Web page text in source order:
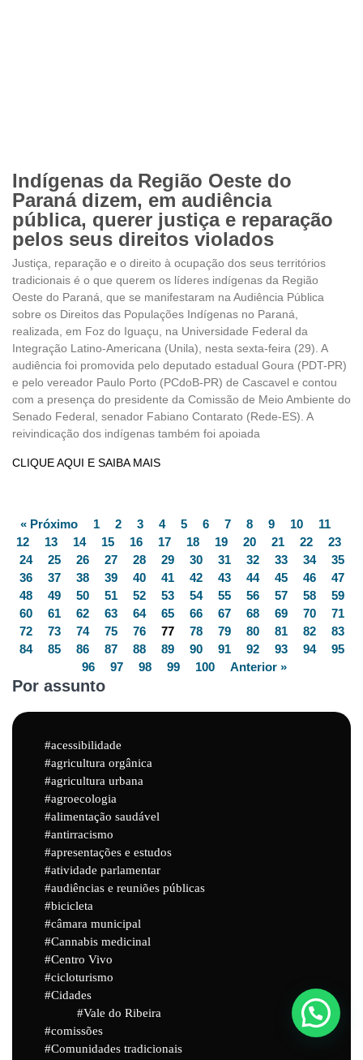
Indígenas da Região Oeste do
Paraná dizem, em audiência
pública, querer justiça e reparação
pelos seus direitos violados
Justiça, reparação e o direito à ocupação dos seus territórios
tradicionais é o que querem os líderes indígenas da Região
Oeste do Paraná, que se manifestaram na Audiência Pública
sobre os Direitos das Populações Indígenas no Paraná,
realizada, em Foz do Iguaçu, na Universidade Federal da
Integração Latino-Americana (Unila), nesta sexta-feira (29). A
audiência foi promovida pelo deputado estadual Goura (PDT-PR)
e pelo vereador Paulo Porto (PCdoB-PR) de Cascavel e contou
com a presença do presidente da Comissão de Meio Ambiente do
Senado Federal, senador Fabiano Contarato (Rede-ES). A
reivindicação dos indígenas também foi apoiada
CLIQUE AQUI E SAIBA MAIS
« Próximo 1 2 3 4 5 6 7 8 9 10
11
12
13 14 15 16 17 18 19 20 21 22
23
24
25 26 27 28 29 30 31 32 33 34
35
36
37 38 39 40 41 42 43 44 45 46
47
48
49 50 51 52 53 54 55 56 57 58
59
60
61 62 63 64 65 66 67 68 69 70
71
72
73 74 75 76 77 78 79 80 81 82
83
84
85 86 87 88 89 90 91 92 93 94
95
96
97 98 99 100 Anterior »
Por assunto
acessibilidade
agricultura orgânica
agricultura urbana
agroecologia
alimentação saudável
antirracismo
apresentações e estudos
atividade parlamentar
audiências e reuniões públicas
bicicleta
câmara municipal
Cannabis medicinal
Centro Vivo
cicloturismo
Cidades
Vale do Ribeira
comissões
Comunidades tradicionais
Powered byJoinchat